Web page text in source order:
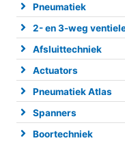
Pneumatiek
2- en 3-weg
Afsluittechniek
Actuators
Pneumatiek Atlas
Spanners
Boortechniek